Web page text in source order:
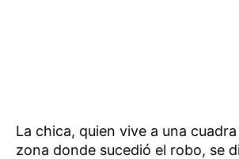
La chica, quien vive a una
zona donde sucedió el robo, se